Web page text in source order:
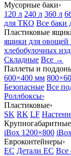
Мусорные баки›
120 л 240 л 360 л
для ТКО Все баки
Пластиковые
ящики для овощей
хлебобулочных
Складные Все →
Паллеты и
600×400 мм
Безопасные Все
Роллбоксы›
Пластиковые›
SK RK LF
iBox 1200×800
Евроконтейнеры›
EC Детали EC Все